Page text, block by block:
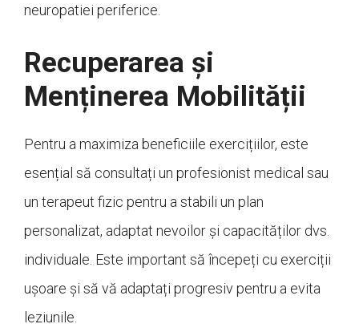
neuropatiei periferice.
Recuperarea și
Menținerea Mobilității
Pentru a maximiza beneficiile exercițiilor, este
esențial să consultați un profesionist medical sau
un terapeut fizic pentru a stabili un plan
personalizat, adaptat nevoilor și capacităților dvs.
individuale. Este important să începeți cu exerciții
ușoare și să vă adaptați progresiv pentru a evita
leziunile.